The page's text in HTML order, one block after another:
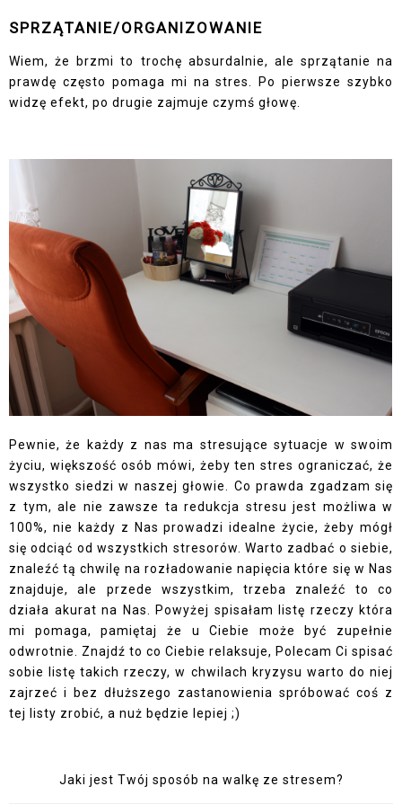
SPRZĄTANIE/ORGANIZOWANIE
Wiem, że brzmi to trochę absurdalnie, ale sprzątanie na
prawdę często pomaga mi na stres. Po pierwsze szybko
widzę efekt, po drugie zajmuje czymś głowę.
Pewnie, że każdy z nas ma stresujące sytuacje w swoim
życiu, większość osób mówi, żeby ten stres ograniczać, że
wszystko siedzi w naszej głowie. Co prawda zgadzam się
z tym, ale nie zawsze ta redukcja stresu jest możliwa w
100%, nie każdy z Nas prowadzi idealne życie, żeby mógł
się odciąć od wszystkich stresorów. Warto zadbać o siebie,
znaleźć tą chwilę na rozładowanie napięcia które się w Nas
znajduje, ale przede wszystkim, trzeba znaleźć to co
działa akurat na Nas. Powyżej spisałam listę rzeczy która
mi pomaga, pamiętaj że u Ciebie może być zupełnie
odwrotnie. Znajdź to co Ciebie relaksuje, Polecam Ci spisać
sobie listę takich rzeczy, w chwilach kryzysu warto do niej
zajrzeć i bez dłuższego zastanowienia spróbować coś z
tej listy zrobić, a nuż będzie lepiej ;)
Jaki jest Twój sposób na walkę ze stresem?